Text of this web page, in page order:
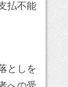
払不能
としを